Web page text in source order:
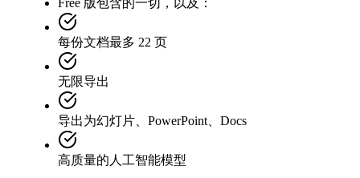
每份文档最多 22 页
无限导出
导出为幻灯片、PowerPoint、Docs
高质量的人工智能模型